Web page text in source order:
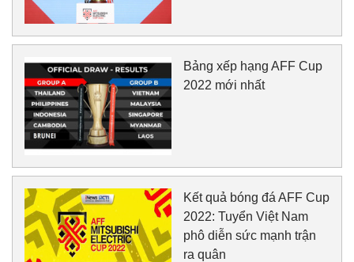
Bảng xếp hạng AFF Cup
2022 mới nhất
Kết quả bóng đá AFF Cup
2022: Tuyển Việt Nam
phô diễn sức mạnh trận
ra quân